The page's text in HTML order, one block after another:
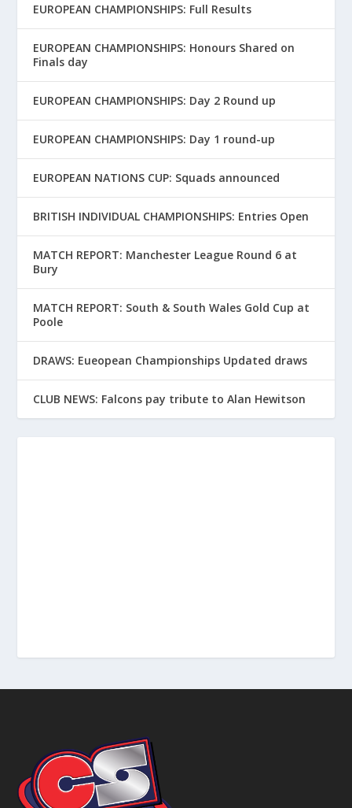
EUROPEAN CHAMPIONSHIPS: Full Results
EUROPEAN CHAMPIONSHIPS: Honours Shared on
Finals day
EUROPEAN CHAMPIONSHIPS: Day 2 Round up
EUROPEAN CHAMPIONSHIPS: Day 1 round-up
EUROPEAN NATIONS CUP: Squads announced
BRITISH INDIVIDUAL CHAMPIONSHIPS: Entries Open
MATCH REPORT: Manchester League Round 6 at
Bury
MATCH REPORT: South & South Wales Gold Cup at
Poole
DRAWS: Eueopean Championships Updated draws
CLUB NEWS: Falcons pay tribute to Alan Hewitson